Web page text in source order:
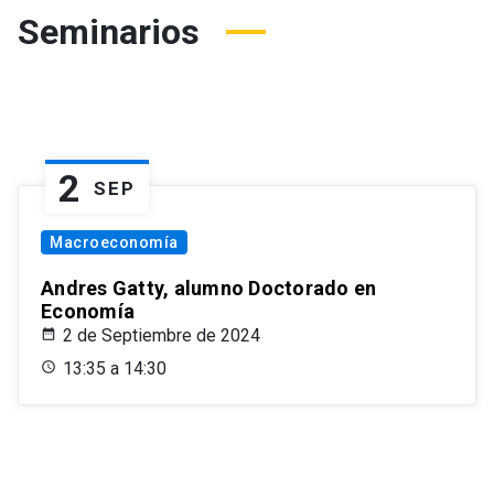
Seminarios
2 SEP
Macroeconomía
Andres Gatty, alumno Doctorado en
Economía
2 de Septiembre de 2024
13:35 a 14:30